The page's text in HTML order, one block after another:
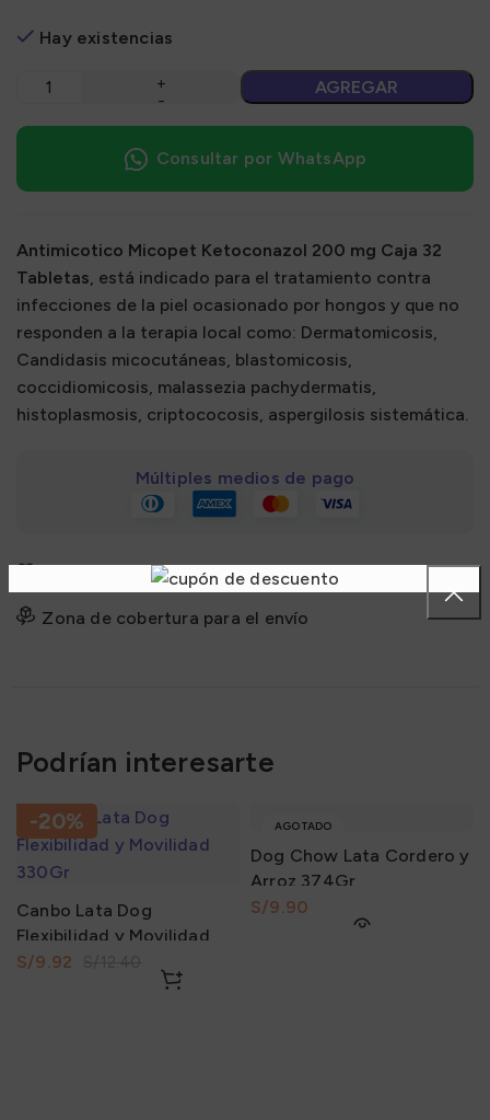
Hay existencias
AGREGAR
Consultar por WhatsApp
Antimicotico Micopet Ketoconazol 200 mg Caja 32
Tabletas, está indicado para el tratamiento contra
infecciones de la piel ocasionado por hongos y que no
responden a la terapia local como: Dermatomicosis,
Candidasis micocutáneas, blastomicosis,
coccidiomicosis, malassezia pachydermatis,
histoplasmosis, criptococosis, aspergilosis sistemática.
Múltiples medios de pago
Añadir a la lista de deseos
Zona de cobertura para el envío
Podrían interesarte
-20%
Canbo Lata Dog
Flexibilidad y Movilidad
330Gr
S/9.92
AGOTADO
Dog Chow Lata Cordero y
Arroz 374Gr
S/